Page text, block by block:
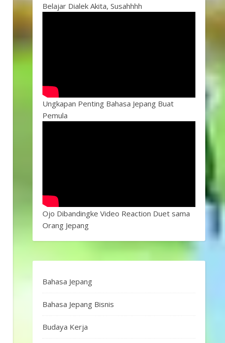
Belajar Dialek Akita, Susahhhh
Ungkapan Penting Bahasa Jepang Buat
Pemula
Ojo Dibandingke Video Reaction Duet sama
Orang Jepang
Bahasa Jepang
Bahasa Jepang Bisnis
Budaya Kerja